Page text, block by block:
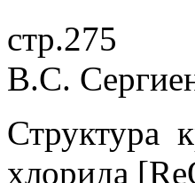
стр.275
В.С.
Структура
хлорида